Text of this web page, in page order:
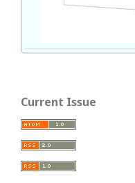
Current Issue